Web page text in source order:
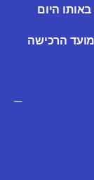
היום